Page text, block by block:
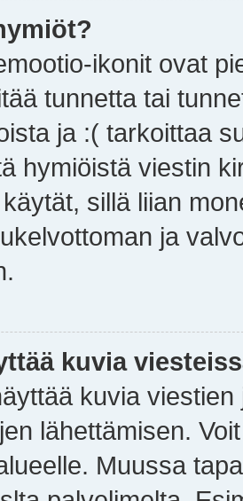
ikonit ovat
tunnetta tai
ja :( tarkoittaa
hymiöistä viestin
sillä liian
ja
kuvia
kuvia
lähettämisen.
Muussa